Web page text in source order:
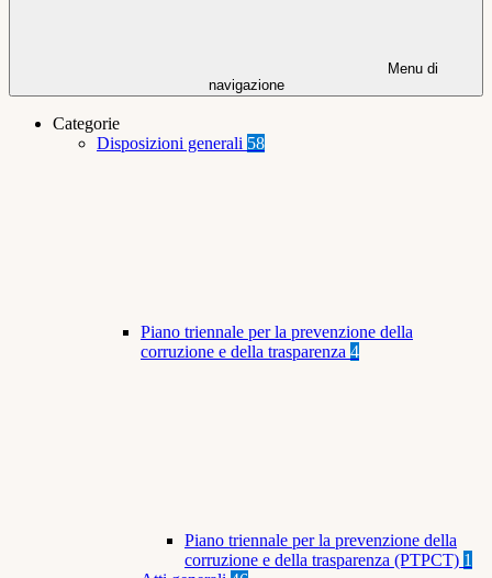
Menu di
navigazione
Categorie
Disposizioni generali 58
Piano triennale per la prevenzione della
corruzione e della trasparenza 4
Piano triennale per la prevenzione della
corruzione e della trasparenza (PTPCT) 1